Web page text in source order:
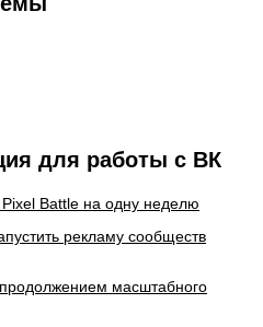
для работы с ВК
Battle на одну неделю
рекламу сообществ
масштабного